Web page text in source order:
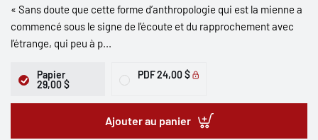
« Sans doute que cette forme d’anthropologie qui est la mienne a
commencé sous le signe de l’écoute et du rapprochement avec
l’étrange, qui peu à p...
Papier
29,00 $
PDF24,00 $
Ajouter au panier